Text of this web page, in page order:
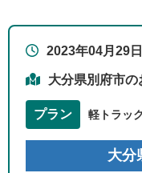
2023年04月29日
大分県別府市の
プラン 軽トラック
大分